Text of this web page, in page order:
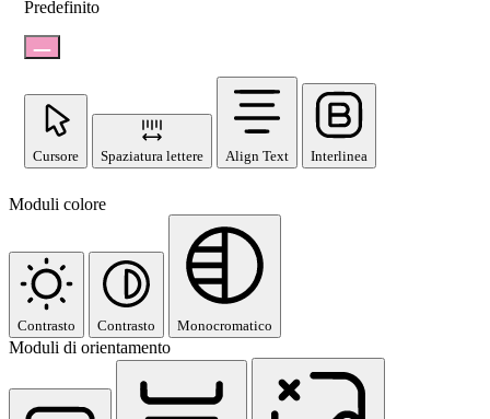
Predefinito
Cursore Spaziatura lettere Align Text Interlinea
Moduli colore
Contrasto Contrasto Monocromatico
Moduli di orientamento